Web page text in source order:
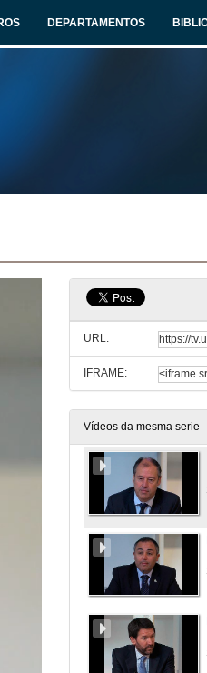
DEPARTAMENTOS
URL:
IFRAME:
Vídeos da mesma serie